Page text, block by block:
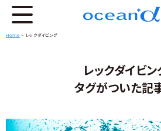
Home > レックダイビング
レックダイビン
タグがついた記